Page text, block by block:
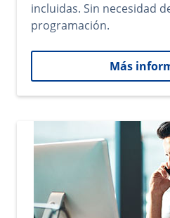
incluidas. Sin necesidad
programación.
Más